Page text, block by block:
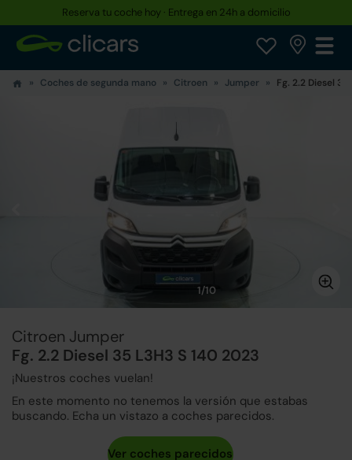
Reserva tu coche hoy · Entrega en 24h a domicilio
Coches de segunda mano Citroen Jumper Fg. 2.2 Diesel 35
1/10
Citroen Jumper
Fg. 2.2 Diesel 35 L3H3 S 140 2023
¡Nuestros coches vuelan!
En este momento no tenemos la versión que estabas
buscando. Echa un vistazo a coches parecidos.